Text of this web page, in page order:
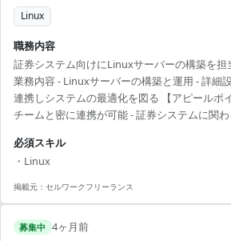
Linux
職務内容
証券システム向けにLinuxサーバーの構築を
業務内容 - Linuxサーバーの構築と運用 - 詳細
連携しシステムの最適化を図る 【アピールポ
チームと密に連携が可能 - 証券システムに関
の知識を拡充できる - あなたの経験を活かし、
与
必須スキル
・Linux
掲載元： セルワークフリーランス
募集中 4ヶ月前